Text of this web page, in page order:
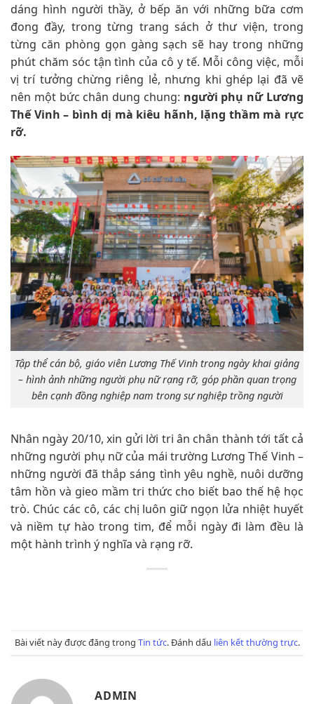
dáng hình người thầy, ở bếp ăn với những bữa cơm
đong đầy, trong từng trang sách ở thư viện, trong
từng căn phòng gọn gàng sạch sẽ hay trong những
phút chăm sóc tận tình của cô y tế. Mỗi công việc, mỗi
vị trí tưởng chừng riêng lẻ, nhưng khi ghép lại đã vẽ
nên một bức chân dung chung: người phụ nữ Lương
Thế Vinh – bình dị mà kiêu hãnh, lặng thầm mà rực
rỡ.
Tập thể cán bộ, giáo viên Lương Thế Vinh trong ngày khai giảng
– hình ảnh những người phụ nữ rạng rỡ, góp phần quan trọng
bên cạnh đồng nghiệp nam trong sự nghiệp trồng người
Nhân ngày 20/10, xin gửi lời tri ân chân thành tới tất cả
những người phụ nữ của mái trường Lương Thế Vinh –
những người đã thắp sáng tình yêu nghề, nuôi dưỡng
tâm hồn và gieo mầm tri thức cho biết bao thế hệ học
trò. Chúc các cô, các chị luôn giữ ngọn lửa nhiệt huyết
và niềm tự hào trong tim, để mỗi ngày đi làm đều là
một hành trình ý nghĩa và rạng rỡ.
Bài viết này được đăng trong Tin tức. Đánh dấu liên kết thường trực.
ADMIN